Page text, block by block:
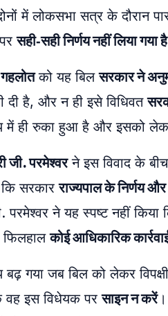
में लोकसभा सत्र के दौरान
सही‑सही निर्णय नहीं लिया गया है
को यह बिलसरकार ने
है, और न ही इसे विधिवत
में ही रुका हुआ है और इसको
जी. परमेश्वरने इस विवाद के
कि सरकारराज्यपाल के निर्णय
परमेश्वर ने यह स्पष्ट नहीं किया
फिलहालकोई आधिकारिक
गया जब बिल को लेकर विपक्षी
वह इस विधेयक परसाइन न करें।